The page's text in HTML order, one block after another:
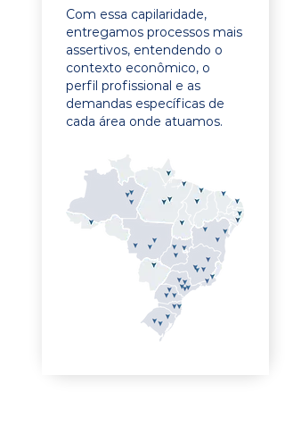
Com essa capilaridade,
entregamos processos mais
assertivos, entendendo o
contexto econômico, o
perfil profissional e as
demandas específicas de
cada área onde atuamos.